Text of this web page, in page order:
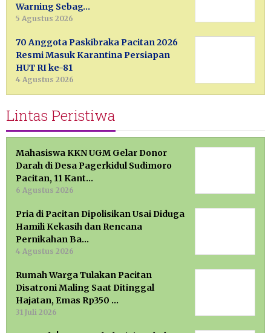
Warning Sebag…
5 Agustus 2026
70 Anggota Paskibraka Pacitan 2026
Resmi Masuk Karantina Persiapan
HUT RI ke-81
4 Agustus 2026
Lintas Peristiwa
Mahasiswa KKN UGM Gelar Donor
Darah di Desa Pagerkidul Sudimoro
Pacitan, 11 Kant…
6 Agustus 2026
Pria di Pacitan Dipolisikan Usai Diduga
Hamili Kekasih dan Rencana
Pernikahan Ba…
4 Agustus 2026
Rumah Warga Tulakan Pacitan
Disatroni Maling Saat Ditinggal
Hajatan, Emas Rp350 …
31 Juli 2026